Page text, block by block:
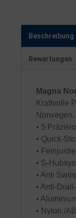
Beschreibung
Bewertungen
Magna
Kraftvolle
• 5
• Quick-
•
• S-
• Anti
• Anti-
•
• Nylon /